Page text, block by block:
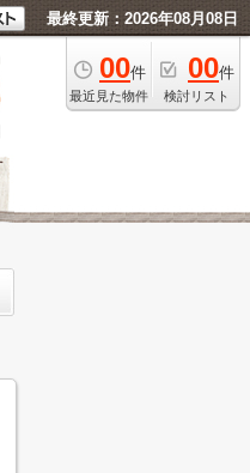
最終更新：2026年08月08日
00件
最近見た物件
00件
検討リスト